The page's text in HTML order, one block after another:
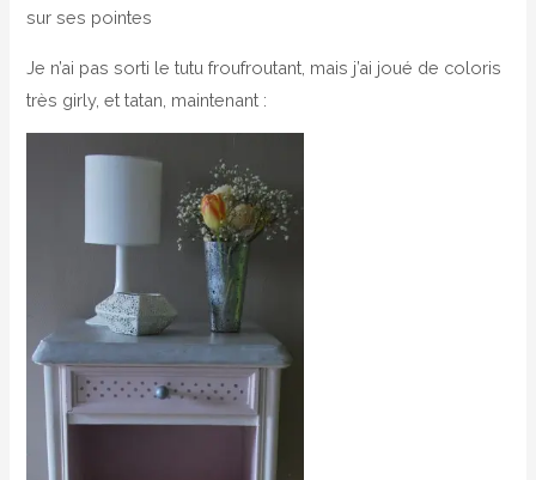
sur ses pointes
Je n’ai pas sorti le tutu froufroutant, mais j’ai joué de coloris
très girly, et tatan, maintenant :